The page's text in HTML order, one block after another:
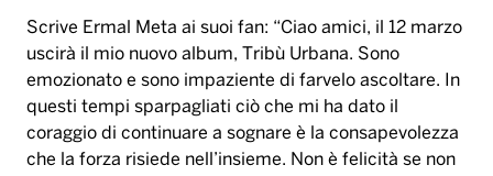
Scrive Ermal Meta ai suoi fan: “Ciao amici, il 12 marzo
uscirà il mio nuovo album, Tribù Urbana. Sono
emozionato e sono impaziente di farvelo ascoltare. In
questi tempi sparpagliati ciò che mi ha dato il
coraggio di continuare a sognare è la consapevolezza
che la forza risiede nell’insieme. Non è felicità se non